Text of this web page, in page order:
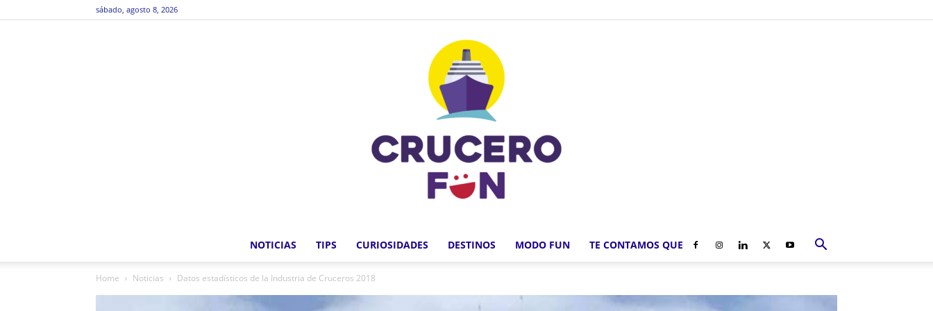
sábado, agosto 8, 2026
NOTICIAS TIPS CURIOSIDADES DESTINOS MODO FUN TE CONTAMOS QUE
Home Noticias Datos estadísticos de la Industria de Cruceros 2018